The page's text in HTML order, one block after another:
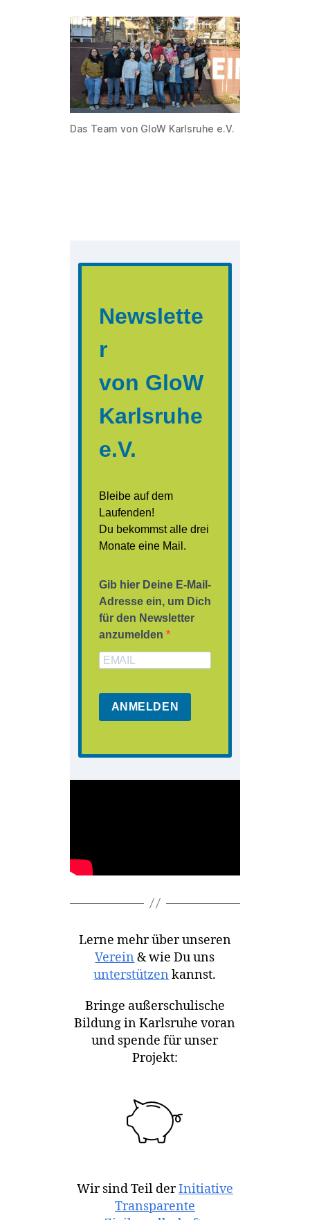
Das Team von GloW Karlsruhe e.V.
Newslette
r
von GloW
Karlsruhe
e.V.
Bleibe auf dem
Laufenden!
Du bekommst alle drei
Monate eine Mail.
Gib hier Deine E-Mail-
Adresse ein, um Dich
für den Newsletter
anzumelden
ANMELDEN
Lerne mehr über unseren
Verein & wie Du uns
unterstützen kannst.
Bringe außerschulische
Bildung in Karlsruhe voran
und spende für unser
Projekt:
Wir sind Teil derInitiative
Transparente